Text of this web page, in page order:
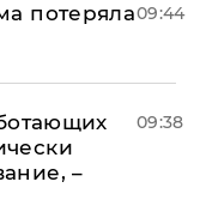
потеряла09:44
–
09:38